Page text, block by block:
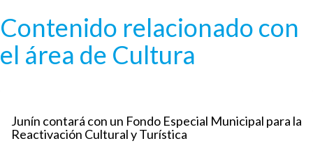
Contenido relacionado con
el área de Cultura
Junín contará con un Fondo Especial Municipal para la
Reactivación Cultural y Turística